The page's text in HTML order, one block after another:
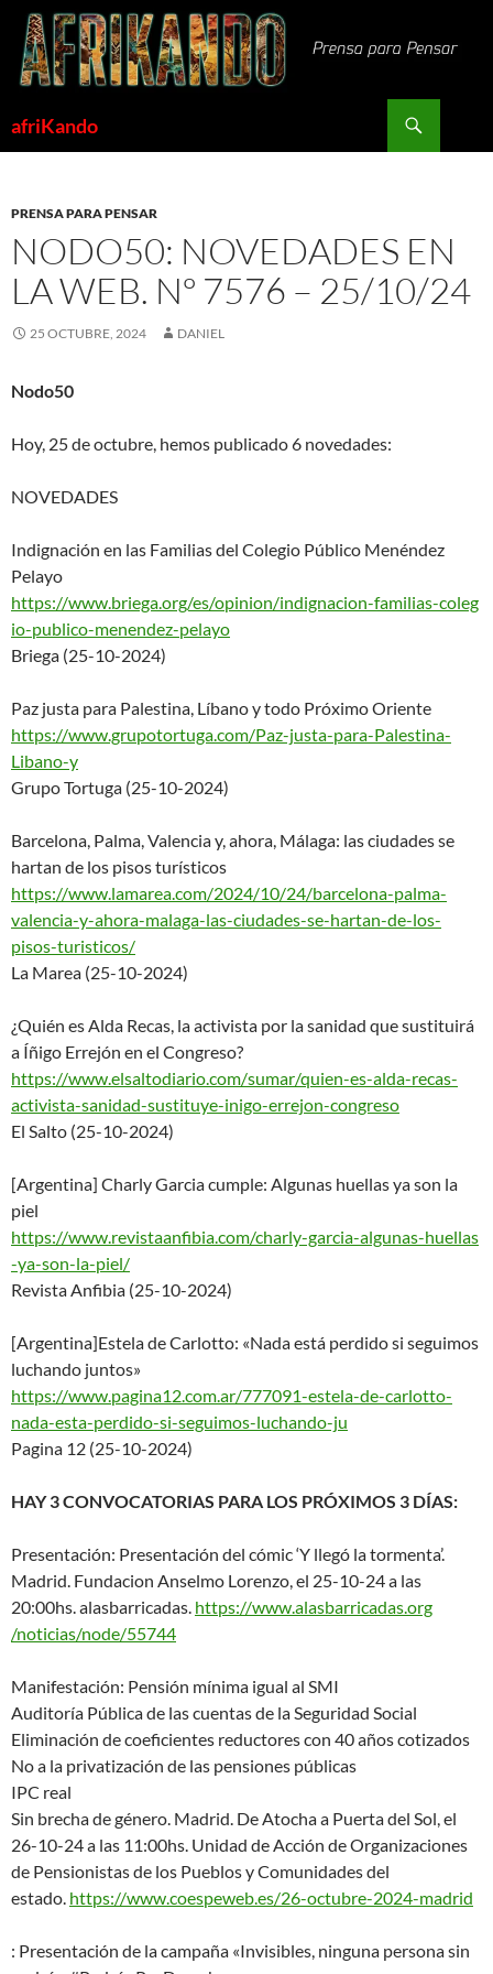
Saltar
contenido
afriKando
PRENSA PARA PENSAR
NODO50: NOVEDADES EN
LA WEB. Nº 7576 – 25/10/24
25 OCTUBRE, 2024 DANIEL
Nodo50
Hoy, 25 de octubre, hemos publicado 6 novedades:
NOVEDADES
Indignación en las Familias del Colegio Público Menéndez
Pelayo
https://www.briega.org/es/opinion/indignacion-familias-coleg
io-publico-menendez-pelayo
Briega (25-10-2024)
Paz justa para Palestina, Líbano y todo Próximo Oriente
https://www.grupotortuga.com/Paz-justa-para-Palestina-
Libano-y
Grupo Tortuga (25-10-2024)
Barcelona, Palma, Valencia y, ahora, Málaga: las ciudades se
hartan de los pisos turísticos
https://www.lamarea.com/2024/10/24/barcelona-palma-
valencia-y-ahora-malaga-las-ciudades-se-hartan-de-los-
pisos-turisticos/
La Marea (25-10-2024)
¿Quién es Alda Recas, la activista por la sanidad que sustituirá
a Íñigo Errejón en el Congreso?
https://www.elsaltodiario.com/sumar/quien-es-alda-recas-
activista-sanidad-sustituye-inigo-errejon-congreso
El Salto (25-10-2024)
[Argentina] Charly Garcia cumple: Algunas huellas ya son la
piel
https://www.revistaanfibia.com/charly-garcia-algunas-huellas
-ya-son-la-piel/
Revista Anfibia (25-10-2024)
[Argentina]Estela de Carlotto: «Nada está perdido si seguimos
luchando juntos»
https://www.pagina12.com.ar/777091-estela-de-carlotto-
nada-esta-perdido-si-seguimos-luchando-ju
Pagina 12 (25-10-2024)
HAY 3 CONVOCATORIAS PARA LOS PRÓXIMOS 3 DÍAS:
Presentación: Presentación del cómic ‘Y llegó la tormenta’.
Madrid. Fundacion Anselmo Lorenzo, el 25-10-24 a las
20:00hs. alasbarricadas. https://www.alasbarricadas.org
/noticias/node/55744
Manifestación: Pensión mínima igual al SMI
Auditoría Pública de las cuentas de la Seguridad Social
Eliminación de coeficientes reductores con 40 años cotizados
No a la privatización de las pensiones públicas
IPC real
Sin brecha de género. Madrid. De Atocha a Puerta del Sol, el
26-10-24 a las 11:00hs. Unidad de Acción de Organizaciones
de Pensionistas de los Pueblos y Comunidades del
estado. https://www.coespeweb.es/26-octubre-2024-madrid
: Presentación de la campaña «Invisibles, ninguna persona sin